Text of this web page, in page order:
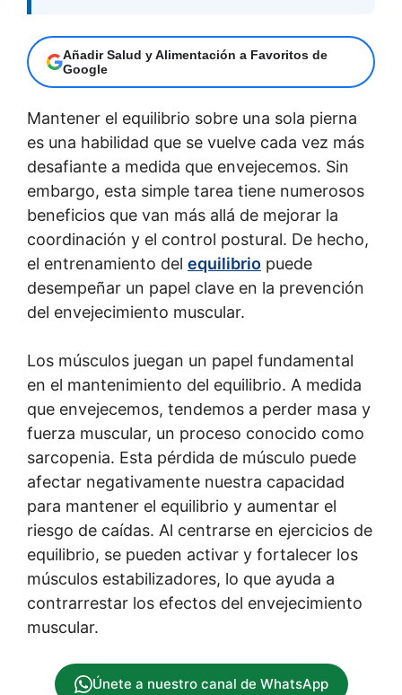
Añadir Salud y Alimentación a Favoritos de
Google
Mantener el equilibrio sobre una sola pierna
es una habilidad que se vuelve cada vez más
desafiante a medida que envejecemos. Sin
embargo, esta simple tarea tiene numerosos
beneficios que van más allá de mejorar la
coordinación y el control postural. De hecho,
el entrenamiento del equilibrio puede
desempeñar un papel clave en la prevención
del envejecimiento muscular.
Los músculos juegan un papel fundamental
en el mantenimiento del equilibrio. A medida
que envejecemos, tendemos a perder masa y
fuerza muscular, un proceso conocido como
sarcopenia. Esta pérdida de músculo puede
afectar negativamente nuestra capacidad
para mantener el equilibrio y aumentar el
riesgo de caídas. Al centrarse en ejercicios de
equilibrio, se pueden activar y fortalecer los
músculos estabilizadores, lo que ayuda a
contrarrestar los efectos del envejecimiento
muscular.
Únete a nuestro canal de WhatsApp